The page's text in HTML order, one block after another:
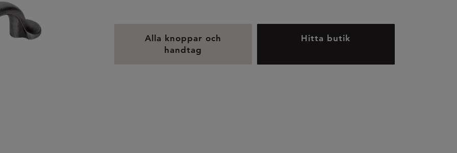
Alla knoppar och
handtag
Hitta butik